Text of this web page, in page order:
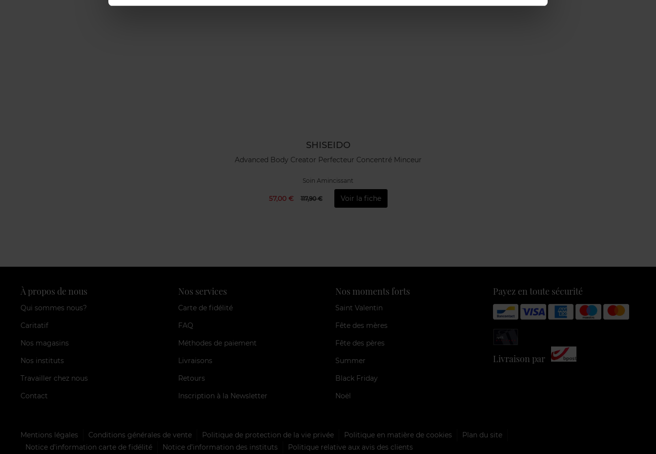
SHISEIDO
Advanced Body Creator Perfecteur Concentré Minceur
Soin Amincissant
57,00 € 117,90 € Voir la fiche
À propos de nous
Qui sommes nous?
Caritatif
Nos magasins
Nos instituts
Travailler chez nous
Contact
Nos services
Carte de fidélité
FAQ
Méthodes de paiement
Livraisons
Retours
Inscription à la Newsletter
Nos moments forts
Saint Valentin
Fête des mères
Fête des pères
Summer
Black Friday
Noël
Payez en toute sécurité
Livraison par
Mentions légales Conditions générales de vente Politique de protection de la vie privée Politique en matière de cookies
Plan du site
Notice d'information carte de fidélité
Notice d’information des instituts Politique relative aux avis des clients